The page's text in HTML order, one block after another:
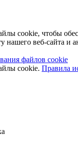
cookie, чтобы
нашего веб-сайта и
файлов cookie
cookie. Правила